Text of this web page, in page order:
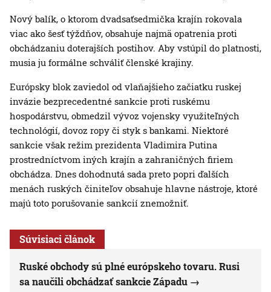
Nový balík, o ktorom dvadsaťsedmička krajín rokovala
viac ako šesť týždňov, obsahuje najmä opatrenia proti
obchádzaniu doterajších postihov. Aby vstúpil do platnosti,
musia ju formálne schváliť členské krajiny.
Európsky blok zaviedol od vlaňajšieho začiatku ruskej
invázie bezprecedentné sankcie proti ruskému
hospodárstvu, obmedzil vývoz vojensky využiteľných
technológií, dovoz ropy či styk s bankami. Niektoré
sankcie však režim prezidenta Vladimira Putina
prostredníctvom iných krajín a zahraničných firiem
obchádza. Dnes dohodnutá sada preto popri ďalších
menách ruských činiteľov obsahuje hlavne nástroje, ktoré
majú toto porušovanie sankcií znemožniť.
Súvisiaci článok
Ruské obchody sú plné európskeho tovaru. Rusi
sa naučili obchádzať sankcie Západu